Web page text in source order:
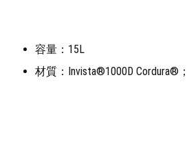
容量：15L
材質：Invista®1000D Cordura®